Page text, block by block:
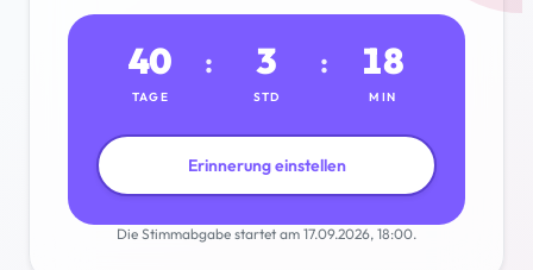
40
TAGE
: 3
STD
: 18
MIN
Erinnerung einstellen
Die Stimmabgabe startet am 17.09.2026, 18:00.